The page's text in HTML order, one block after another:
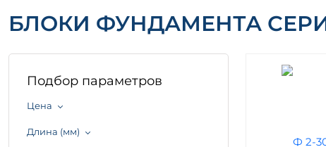
БЛОКИ ФУНДАМЕНТА СЕРИЯ
Подбор параметров
Цена
Длина (мм)